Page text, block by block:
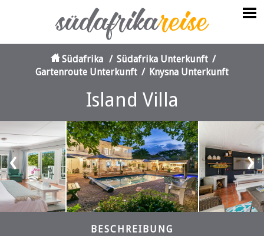
Südafrika / Südafrika Unterkunft /
Gartenroute Unterkunft / Knysna Unterkunft
Island Villa
‹ ›
BESCHREIBUNG